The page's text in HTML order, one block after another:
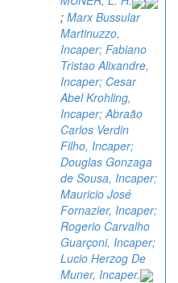
; Marx Bussular
Martinuzzo,
Incaper; Fabiano
Tristao Alixandre,
Incaper; Cesar
Abel Krohling,
Incaper; Abraão
Carlos Verdin
Filho, Incaper;
Douglas Gonzaga
de Sousa, Incaper;
Mauricio José
Fornazier, Incaper;
Rogerio Carvalho
Guarçoni, Incaper;
Lucio Herzog De
Muner, Incaper.